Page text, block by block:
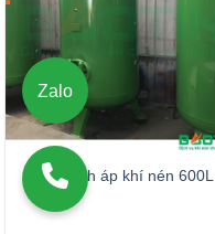
Bình tích áp khí nén 600L
Zalo